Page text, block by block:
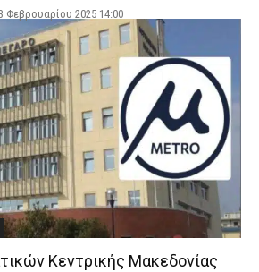
Φεβρουαρίου 2025 14:00
Κεντρικής Μακεδονίας